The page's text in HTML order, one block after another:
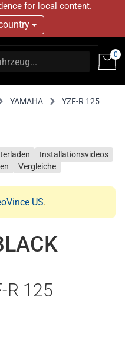
for local content.
0
YAMAHA
YZF-R 125
Installationsvideos
Vergleiche
US.
R 125